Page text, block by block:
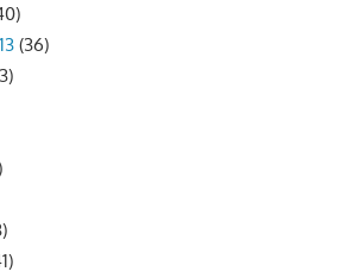
(36)